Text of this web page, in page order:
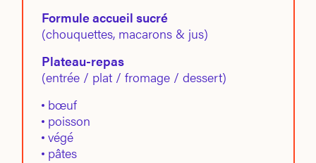
Formule accueil sucré
(chouquettes, macarons & jus)
Plateau-repas
(entrée / plat / fromage / dessert)
bœuf
poisson
végé
pâtes